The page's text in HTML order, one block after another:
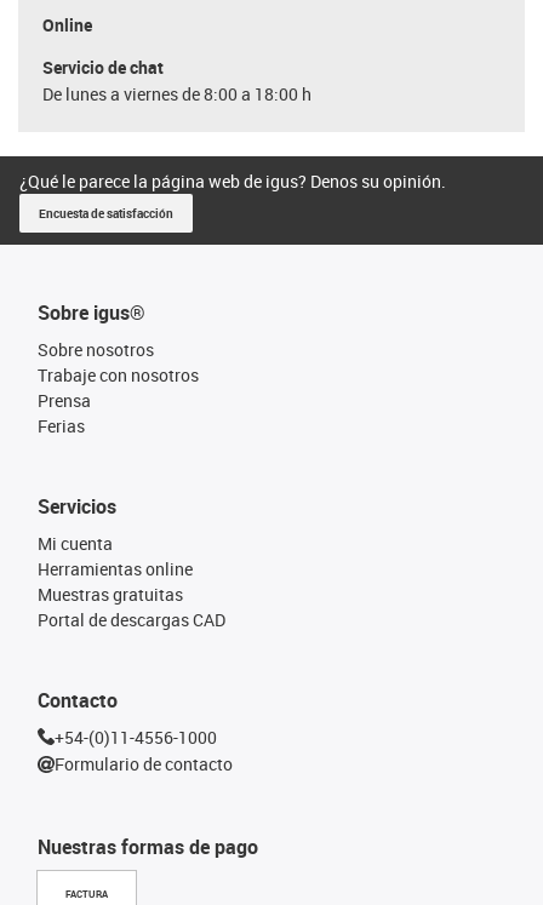
Online
Servicio de chat
De lunes a viernes de 8:00 a 18:00 h
¿Qué le parece la página web de igus? Denos su opinión.
Encuesta de satisfacción
Sobre igus®
Sobre nosotros
Trabaje con nosotros
Prensa
Ferias
Nuestras formas de pago
FACTURA
Servicios
Mi cuenta
Herramientas online
Muestras gratuitas
Portal de descargas CAD
Contacto
+54-(0)11-4556-1000
Formulario de contacto